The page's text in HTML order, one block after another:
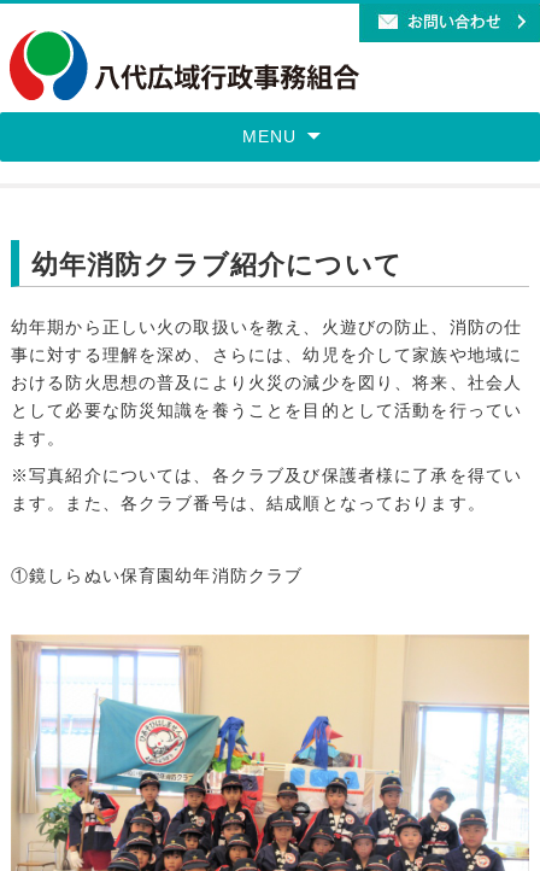
MENU
幼年消防クラブ紹介について
幼年期から正しい火の取扱いを教え、火遊びの防止、消防の仕
事に対する理解を深め、さらには、幼児を介して家族や地域に
おける防火思想の普及により火災の減少を図り、将来、社会人
として必要な防災知識を養うことを目的として活動を行ってい
ます。
※写真紹介については、各クラブ及び保護者様に了承を得てい
ます。また、各クラブ番号は、結成順となっております。
①鏡しらぬい保育園幼年消防クラブ